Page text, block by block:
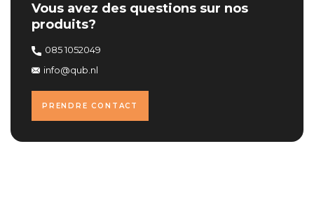
Vous avez des questions sur nos
produits?
085 1052049
info@qub.nl
PRENDRE CONTACT